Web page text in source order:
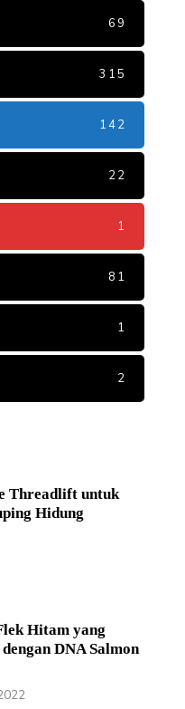
Threadlift untuk
Hidung
Hitam yang
DNA Salmon
69
315
142
22
1
81
1
2